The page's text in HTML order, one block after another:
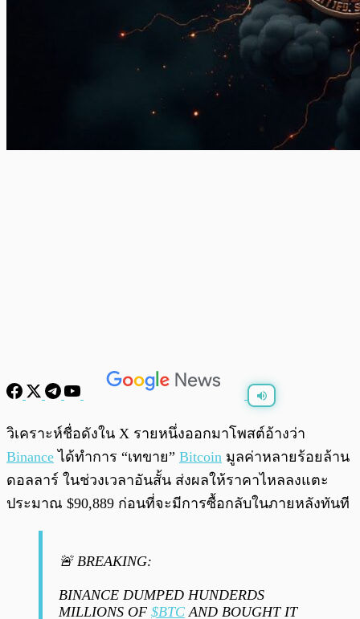
พร้อมเล่น 0:00 /
วิเคราะห์ชื่อดังใน X รายหนึ่งออกมาโพสต์อ้างว่า
Binance ได้ทำการ “เทขาย” Bitcoin มูลค่าหลายร้อยล้าน
ดอลลาร์ ในช่วงเวลาอันสั้น ส่งผลให้ราคาไหลลงแตะ
ประมาณ $90,889 ก่อนที่จะมีการซื้อกลับในภายหลังทันที
🚨 BREAKING:
BINANCE DUMPED HUNDERDS
MILLIONS OF $BTC AND BOUGHT IT